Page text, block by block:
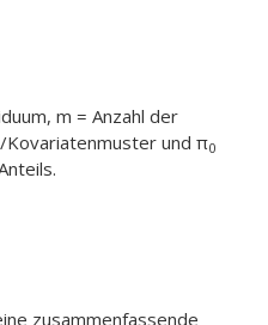
m = Anzahl der
Kovariatenmuster und π0
zusammenfassende